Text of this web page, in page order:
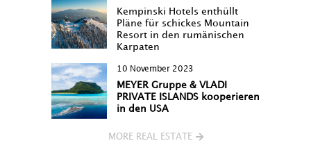
Kempinski Hotels enthüllt
Pläne für schickes Mountain
Resort in den rumänischen
Karpaten
10 November 2023
MEYER Gruppe & VLADI
PRIVATE ISLANDS kooperieren
in den USA
MORE REAL ESTATE